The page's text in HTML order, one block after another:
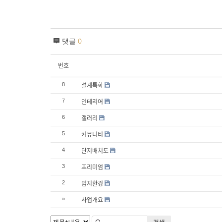
댓글 0
번호
8 설계특화
7 인테리어
6 갤러리
5 커뮤니티
4 단지배치도
3 프리미엄
2 입지환경
» 사업개요